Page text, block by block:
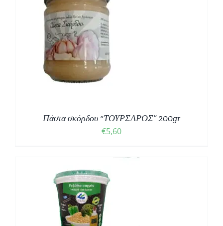
Πάστα σκόρδου “ΤΟΥΡΣΑΡΟΣ” 200gr
€5,60